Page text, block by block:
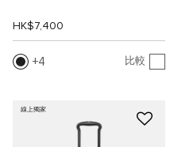
HK$7,400
4 比較
線上獨家